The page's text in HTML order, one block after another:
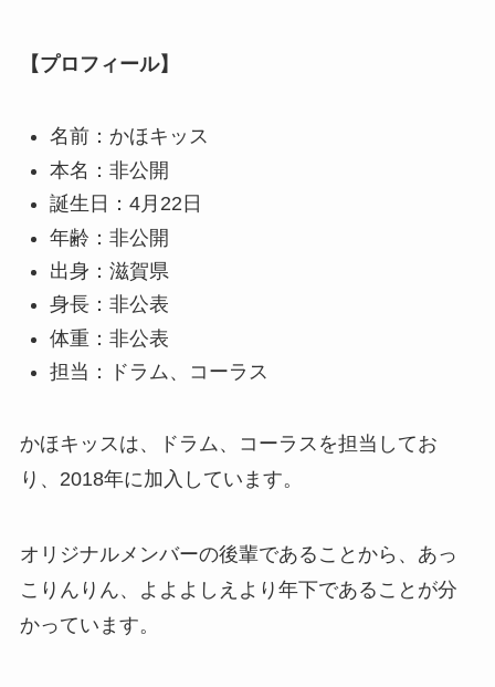
【プロフィール】
名前：かほキッス
本名：非公開
誕生日：4月22日
年齢：非公開
出身：滋賀県
身長：非公表
体重：非公表
担当：ドラム、コーラス
かほキッスは、ドラム、コーラスを担当してお
り、2018年に加入しています。
オリジナルメンバーの後輩であることから、あっ
こりんりん、よよよしえより年下であることが分
かっています。